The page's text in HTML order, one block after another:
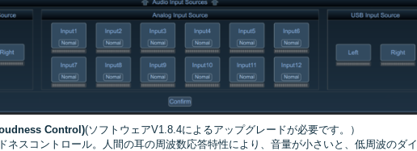
Control)(ソフトウェアV1.8.4によるアップグレードが必要です。）
ネスコントロール。人間の耳の周波数応答特性により、音量が小さいと、低周波のダイ